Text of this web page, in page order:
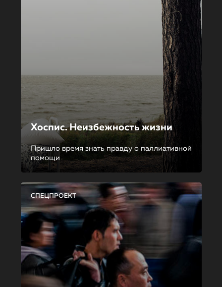
Хоспис. Неизбежность жизни
Пришло время знать правду о паллиативной
помощи
СПЕЦПРОЕКТ